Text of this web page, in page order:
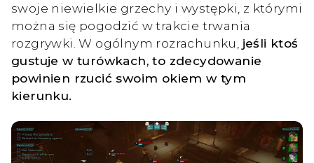
swoje niewielkie grzechy i występki, z którymi
można się pogodzić w trakcie trwania
rozgrywki. W ogólnym rozrachunku, jeśli ktoś
gustuje w turówkach, to zdecydowanie
powinien rzucić swoim okiem w tym
kierunku.